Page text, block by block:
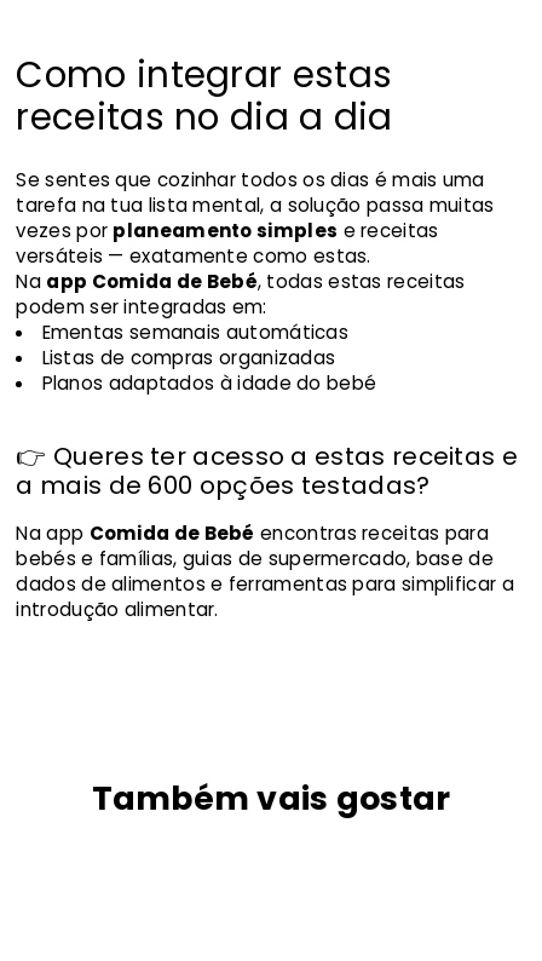
Como integrar estas
receitas no dia a dia
Se sentes que cozinhar todos os dias é mais uma
tarefa na tua lista mental, a solução passa muitas
vezes por planeamento simples e receitas
versáteis — exatamente como estas.
Na app Comida de Bebé, todas estas receitas
podem ser integradas em:
Ementas semanais automáticas
Listas de compras organizadas
Planos adaptados à idade do bebé
👉 Queres ter acesso a estas receitas e
a mais de 600 opções testadas?
Na app Comida de Bebé encontras receitas para
bebés e famílias, guias de supermercado, base de
dados de alimentos e ferramentas para simplificar a
introdução alimentar.
Também vais gostar